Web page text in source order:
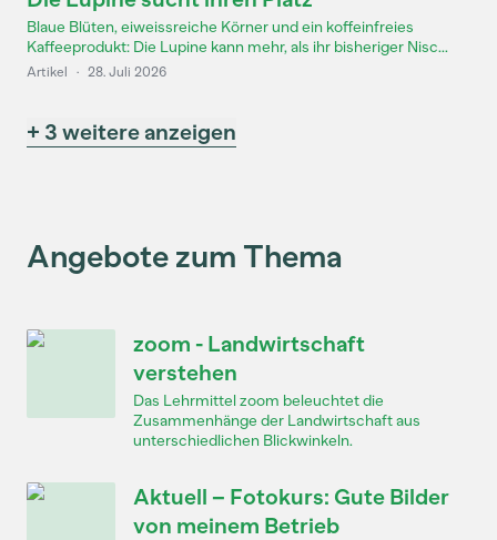
Blaue Blüten, eiweissreiche Körner und ein koffeinfreies
Kaffeeprodukt: Die Lupine kann mehr, als ihr bisheriger Nisc...
Artikel · 28. Juli 2026
+ 3 weitere anzeigen
Angebote zum Thema
zoom - Landwirtschaft
verstehen
Das Lehrmittel zoom beleuchtet die
Zusammenhänge der Landwirtschaft aus
unterschiedlichen Blickwinkeln.
Aktuell – Fotokurs: Gute Bilder
von meinem Betrieb